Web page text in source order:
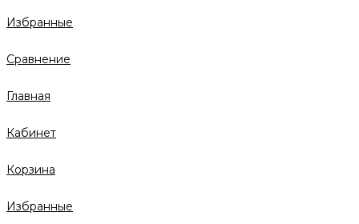
Избранные
Сравнение
Главная
Кабинет
Корзина
Избранные